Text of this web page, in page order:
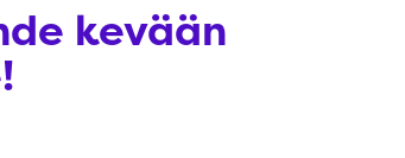
kevään